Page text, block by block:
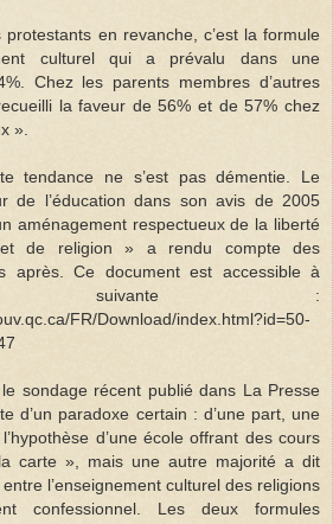
en revanche, c’est la formule
culturel qui a prévalu dans une
Chez les parents membres d’autres
la faveur de 56% et de 57% chez
».
tendance ne s’est pas démentie. Le
de l’éducation dans son avis de 2005
aménagement respectueux de la liberté
de religion » a rendu compte des
après. Ce document est accessible à
suivante :
FR/Download/index.html?id=50-
sondage récent publié dans La Presse
d’un paradoxe certain : d’une part, une
d’une école offrant des cours
carte », mais une autre majorité a dit
l’enseignement culturel des religions
confessionnel. Les deux formules